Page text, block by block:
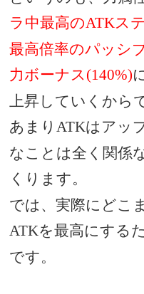
ラ中最高のATKス
最高倍率のパッシ
力ボーナス(140%)
上昇していくから
あまりATKはアッ
なことは全く関係
くります。
では、実際にどこ
ATKを最高にする
です。